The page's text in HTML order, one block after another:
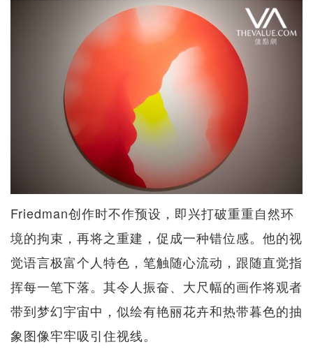
Friedman创作时不作预设，即兴打破重重自然环
境的拘束，再将之重建，促成一种错位感。他的视
觉语言极富个人特色，笔触随心流动，跟随直觉指
挥每一笔下落。其令人振奋、大尺幅的画作将观者
带到梦幻宇宙中，似绘有艳丽花卉和热带暮色的抽
象图像牢牢吸引住视线。